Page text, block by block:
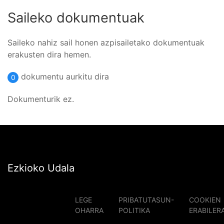
Saileko dokumentuak
Saileko nahiz sail honen azpisailetako dokumentuak
erakusten dira hemen.
0 dokumentu aurkitu dira
Dokumenturik ez.
Ezkioko Udala
LEGE
OHARRA
PRIBATUTASUN-
POLITIKA
COOKIEN